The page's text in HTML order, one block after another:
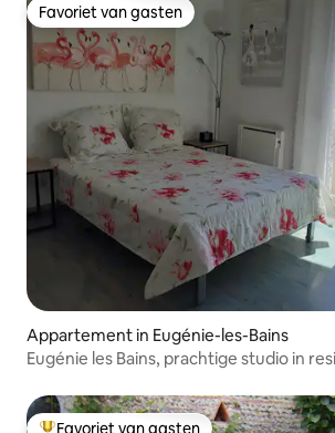
Favoriet van gasten
Favoriet van gasten
Appartement in Eugénie-les-Bains
Eugénie les Bains, prachtige studio in
Favoriet van gasten